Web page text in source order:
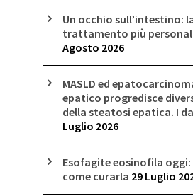
Un occhio sull’intestino:
trattamento più
Agosto 2026
MASLD ed
epatico progredisce
della steatosi epatica. I
Luglio 2026
Esofagite eosinofila
come curarla 29 Luglio